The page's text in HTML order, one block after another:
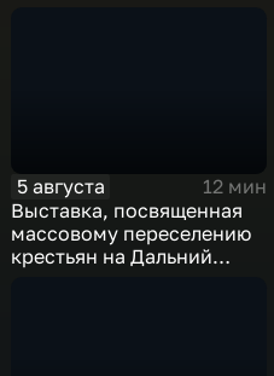
5 августа
12 мин
Выставка, посвященная
массовому переселению
крестьян на Дальний